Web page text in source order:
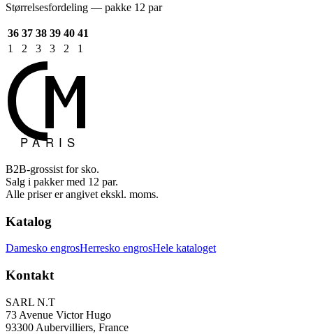
Størrelsesfordeling — pakke 12 par
36 37 38 39 40 41
1
2 3 3 2 1
B2B-grossist for sko.
Salg i pakker med 12 par.
Alle priser er angivet ekskl. moms.
Katalog
Damesko engrosHerresko engrosHele kataloget
Kontakt
SARL N.T
73 Avenue Victor Hugo
93300 Aubervilliers, France